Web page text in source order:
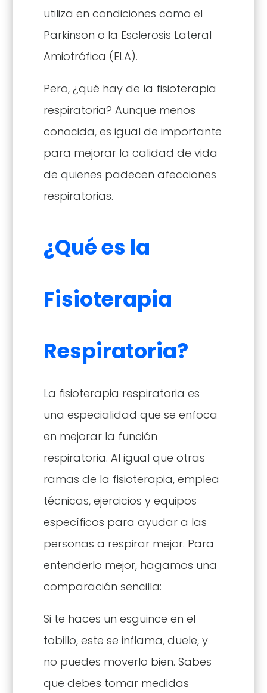
utiliza en condiciones como el
Parkinson o la Esclerosis Lateral
Amiotrófica (ELA).
Pero, ¿qué hay de la fisioterapia
respiratoria? Aunque menos
conocida, es igual de importante
para mejorar la calidad de vida
de quienes padecen afecciones
respiratorias.
¿Qué es la
Fisioterapia
Respiratoria?
La fisioterapia respiratoria es
una especialidad que se enfoca
en mejorar la función
respiratoria. Al igual que otras
ramas de la fisioterapia, emplea
técnicas, ejercicios y equipos
específicos para ayudar a las
personas a respirar mejor. Para
entenderlo mejor, hagamos una
comparación sencilla:
Si te haces un esguince en el
tobillo, este se inflama, duele, y
no puedes moverlo bien. Sabes
que debes tomar medidas